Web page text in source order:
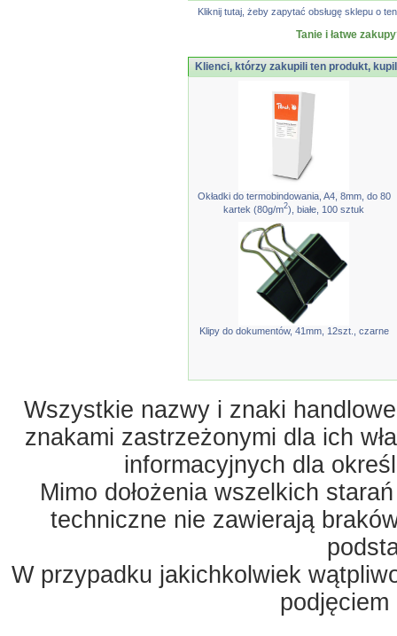
Kliknij tutaj, żeby zapytać obsługę sklepu o
Tanie i łatwe
Klienci, którzy zakupili ten produkt,
Okładki do termobindowania, A4, 8mm, do 80
kartek (80g/m2), białe, 100 sztuk
Klipy do dokumentów, 41mm, 12szt., czarne
Wszystkie nazwy i znaki
znakami zastrzeżonymi dla ich
informacyjnych dla
Mimo dołożenia wszelkich
techniczne nie zawierają
W przypadku jakichkolwiek